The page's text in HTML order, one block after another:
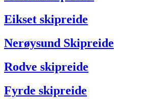
Eikset skipreide
Nerøysund Skipreide
Rodve skipreide
Fyrde skipreide